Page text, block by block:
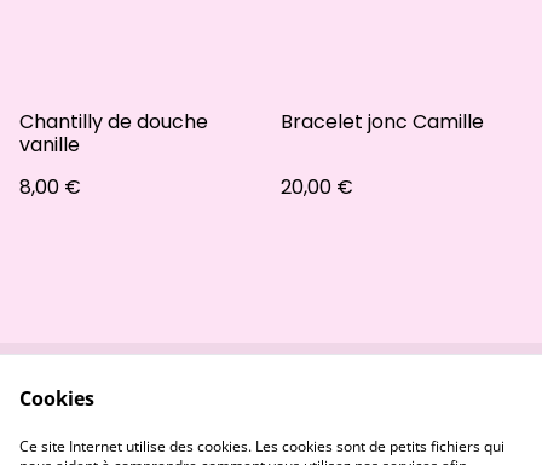
Chantilly de douche
vanille
8,00 €
Bracelet jonc Camille
20,00 €
Contactez-nous
Politique de
confidentialité
Politique de cookies
Cookies
Ce site Internet utilise des cookies. Les cookies sont de petits fichiers qui